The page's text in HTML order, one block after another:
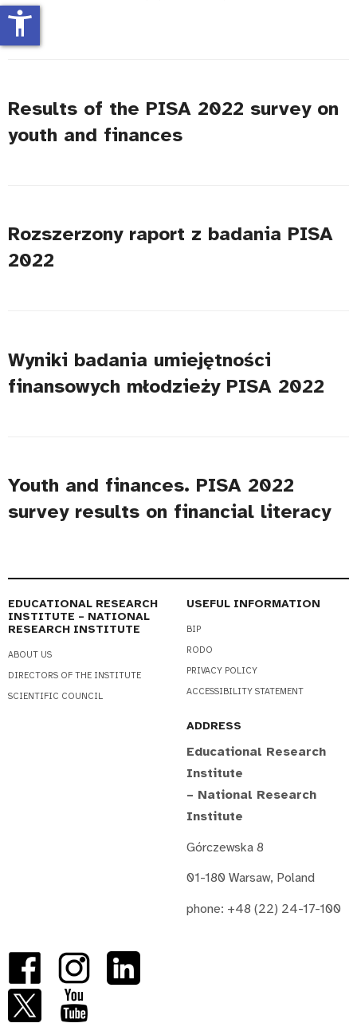
Results of the PISA 2022 survey on
youth and finances
Rozszerzony raport z badania PISA
2022
Wyniki badania umiejętności
finansowych młodzieży PISA 2022
Youth and finances. PISA 2022
survey results on financial literacy
EDUCATIONAL RESEARCH
INSTITUTE – NATIONAL
RESEARCH INSTITUTE
ABOUT US
DIRECTORS OF THE INSTITUTE
SCIENTIFIC COUNCIL
USEFUL INFORMATION
BIP
RODO
PRIVACY POLICY
ACCESSIBILITY STATEMENT
ADDRESS
Educational Research
Institute
– National Research
Institute
Górczewska 8
01-180 Warsaw, Poland
phone: +48 (22) 24-17-100
accessibility_new